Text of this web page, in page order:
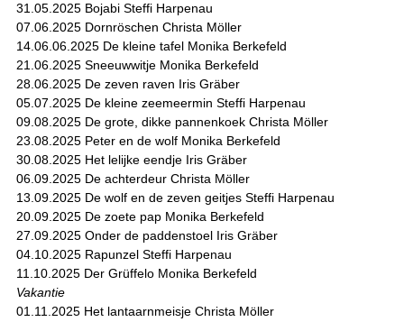
31.05.2025 Bojabi Steffi Harpenau
07.06.2025 Dornröschen Christa Möller
14.06.06.2025 De kleine tafel Monika Berkefeld
21.06.2025 Sneeuwwitje Monika Berkefeld
28.06.2025 De zeven raven Iris Gräber
05.07.2025 De kleine zeemeermin Steffi Harpenau
09.08.2025 De grote, dikke pannenkoek Christa Möller
23.08.2025 Peter en de wolf Monika Berkefeld
30.08.2025 Het lelijke eendje Iris Gräber
06.09.2025 De achterdeur Christa Möller
13.09.2025 De wolf en de zeven geitjes Steffi Harpenau
20.09.2025 De zoete pap Monika Berkefeld
27.09.2025 Onder de paddenstoel Iris Gräber
04.10.2025 Rapunzel Steffi Harpenau
11.10.2025 Der Grüffelo Monika Berkefeld
Vakantie
01.11.2025 Het lantaarnmeisje Christa Möller